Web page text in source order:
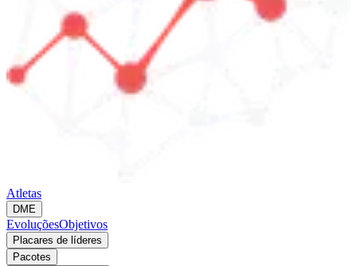
Atletas
DME
EvoluçõesObjetivos
Placares de líderes
Pacotes